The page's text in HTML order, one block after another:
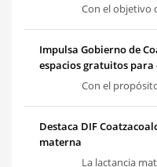
Con el objetivo
Impulsa Gobierno de
espacios gratuitos
Con el
Destaca DIF
materna
La lactancia